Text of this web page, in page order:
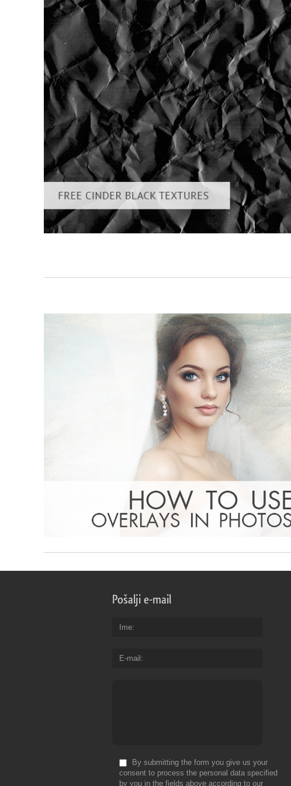
Uređivanje
Pošalji e-mail
Ime
E-mail
By submitting the form you give us your
consent to process the personal data specified
by you in the fields above according to our